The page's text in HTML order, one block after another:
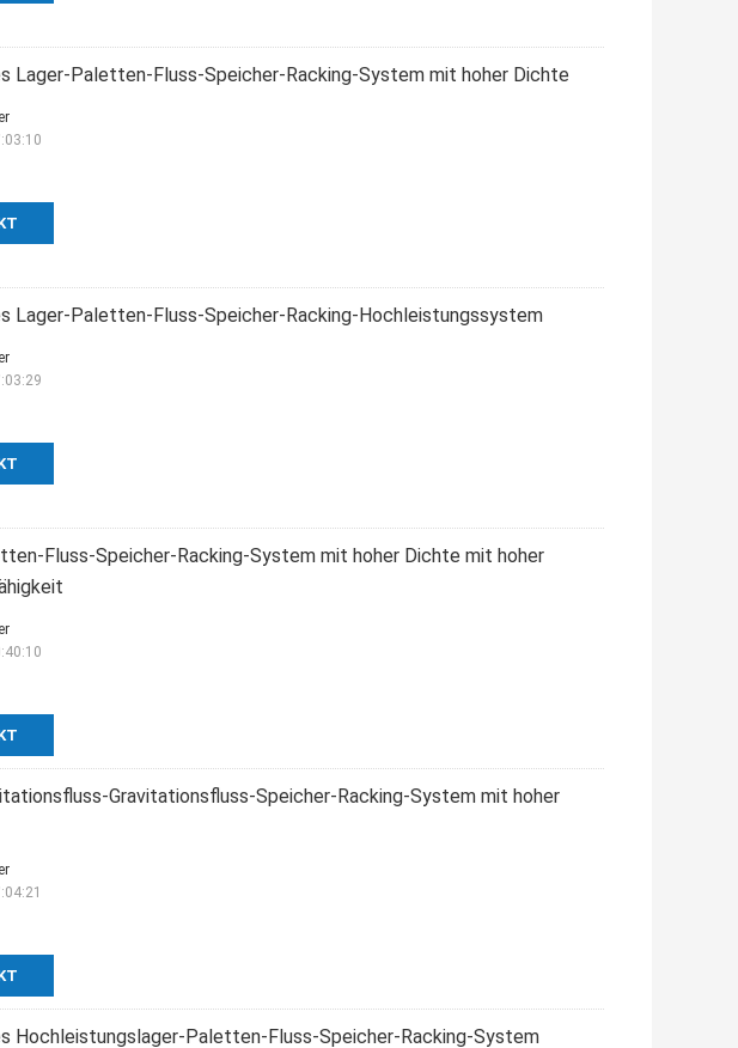
Lager-Paletten-Fluss-Speicher-Racking-System mit hoher Dichte
Lager-Paletten-Fluss-Speicher-Racking-Hochleistungssystem
Fluss-Speicher-Racking-System mit hoher Dichte mit hoher
Gravitationsfluss-Speicher-Racking-System mit hoher
Hochleistungslager-Paletten-Fluss-Speicher-Racking-System